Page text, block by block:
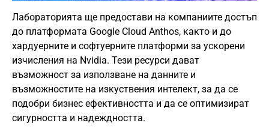
Лабораторията ще предостави на компаниите достъп
до платформата Google Cloud Anthos, както и до
хардуерните и софтуерните платформи за ускорени
изчисления на Nvidia. Тези ресурси дават
възможност за използване на данните и
възможностите на изкуствения интелект, за да се
подобри бизнес ефективността и да се оптимизират
сигурността и надеждността.